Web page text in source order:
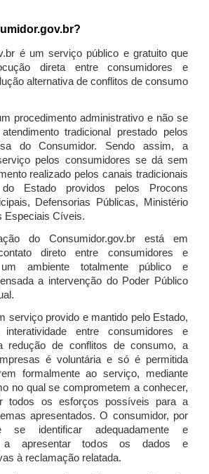
é um serviço público e gratuito que
direta entre consumidores e
alternativa de conflitos de consumo
procedimento administrativo e não se
tradicional prestado pelos
do Consumidor. Sendo assim, a
pelos consumidores se dá sem
realizado pelos canais tradicionais
Estado providos pelos Procons
Defensorias Públicas, Ministério
Especiais Cíveis.
do Consumidor.gov.br está em
direto entre consumidores e
ambiente totalmente público e
a intervenção do Poder Público
serviço provido e mantido pelo Estado,
entre consumidores e
redução de conflitos de consumo, a
é voluntária e só é permitida
formalmente ao serviço, mediante
no qual se comprometem a conhecer,
todos os esforços possíveis para a
apresentados. O consumidor, por
identificar adequadamente e
a apresentar todos os dados e
à reclamação relatada.